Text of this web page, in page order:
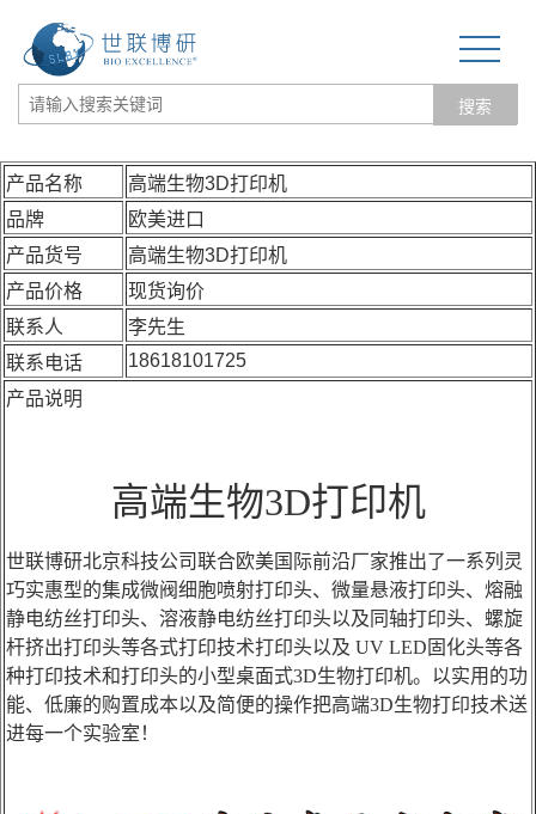
搜索
网站首页
生物力学专题
三维培养测试专题
经营品牌
科研委托·租赁
产品应用讲座会议
产品名称
高端生物3D打印机
品牌
欧美进口
产品货号
高端生物3D打印机
产品价格
现货询价
联系人
李先生
联系电话
18618101725
产品说明
高端生物3D打印机
世联博研北京科技公司联合欧美国际前沿厂家推出了一系列灵
巧实惠型的集成微阀细胞喷射打印头、微量悬液打印头、熔融
静电纺丝打印头、溶液静电纺丝打印头以及同轴打印头、螺旋
杆挤出打印头等各式打印技术打印头以及 UV LED固化头等各
种打印技术和打印头的小型桌面式3D生物打印机。以实用的功
能、低廉的购置成本以及简便的操作把高端3D生物打印技术送
进每一个实验室！